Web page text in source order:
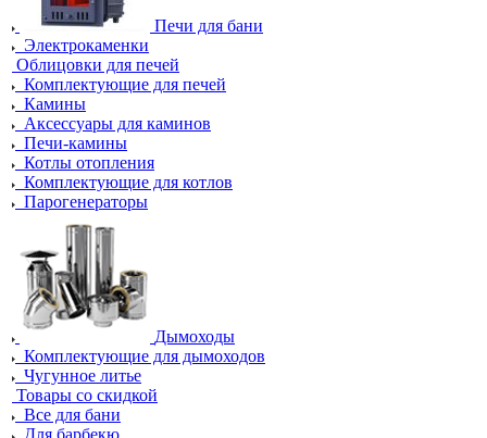
Печи для бани
Электрокаменки
Облицовки для печей
Комплектующие для печей
Камины
Аксессуары для каминов
Печи-камины
Котлы отопления
Комплектующие для котлов
Парогенераторы
Дымоходы
Комплектующие для дымоходов
Чугунное литье
Товары со скидкой
Все для бани
Для барбекю